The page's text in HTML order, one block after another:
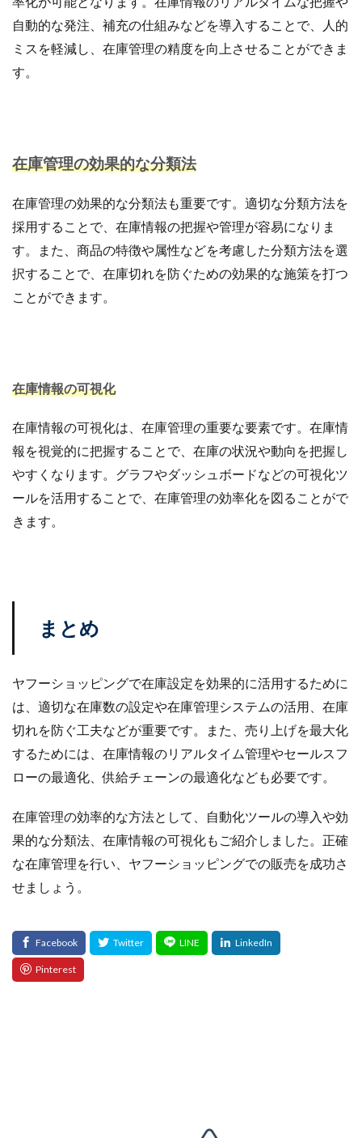
自動的な発注、補充の仕組みなどを導入することで、人的
ミスを軽減し、在庫管理の精度を向上させることができま
す。
在庫管理の効果的な分類法
在庫管理の効果的な分類法も重要です。適切な分類方法を
採用することで、在庫情報の把握や管理が容易になりま
す。また、商品の特徴や属性などを考慮した分類方法を選
択することで、在庫切れを防ぐための効果的な施策を打つ
ことができます。
在庫情報の可視化
在庫情報の可視化は、在庫管理の重要な要素です。在庫情
報を視覚的に把握することで、在庫の状況や動向を把握し
やすくなります。グラフやダッシュボードなどの可視化ツ
ールを活用することで、在庫管理の効率化を図ることがで
きます。
まとめ
ヤフーショッピングで在庫設定を効果的に活用するために
は、適切な在庫数の設定や在庫管理システムの活用、在庫
切れを防ぐ工夫などが重要です。また、売り上げを最大化
するためには、在庫情報のリアルタイム管理やセールスフ
ローの最適化、供給チェーンの最適化なども必要です。
在庫管理の効率的な方法として、自動化ツールの導入や効
果的な分類法、在庫情報の可視化もご紹介しました。正確
な在庫管理を行い、ヤフーショッピングでの販売を成功さ
せましょう。